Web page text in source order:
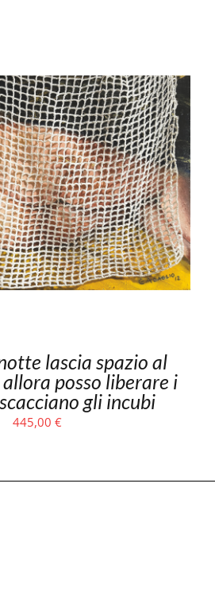
lascia spazio al
allora posso liberare i
gli incubi
445,00 €